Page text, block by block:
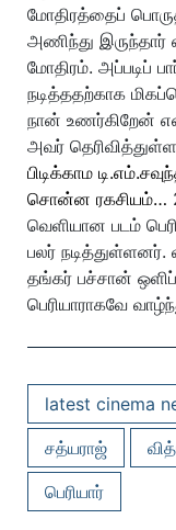
மோதிரத்தைப்
அணிந்து இருந்தார்
மோதிரம். அப்படிப்
நடித்ததற்காக
நான் உணர்கிறேன்
அவர்
பிடிக்காம
சொன்ன ரகசியம்…
வெளியான படம்
பலர்
தங்கர் பச்சான்
பெரியாராகவே
latest cinema
சத்யராஜ்
பெரியார்